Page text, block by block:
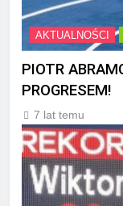
AKTUALNOŚCI
PIOTR
PROGRESEM!
7 lat temu